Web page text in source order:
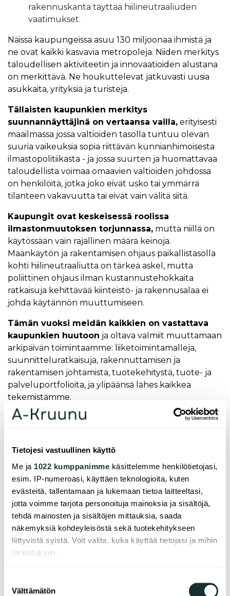
Tietojesi vastuullinen käyttö
Me ja 1022 kumppanimme käsittelemme henkilötietojasi,
esim. IP-numeroasi, käyttäen teknologioita, kuten
evästeitä, tallentamaan ja lukemaan tietoa laitteeltasi,
jotta voimme tarjota personoituja mainoksia ja sisältöjä,
tehdä mainosten ja sisältöjen mittauksia, saada
näkemyksiä kohdeyleisöstä sekä tuotekehitykseen
liittyvistä syistä. Voit valita, kuka käyttää tietojasi ja mihin
tarkoituksiin.
Kerätä tietoja maantieteellisestä sijainnistasi,
valinta
Välttämätön
rakennuskanta täyttää hiilineutraaliuden
vaatimukset.
Näissä kaupungeissa asuu 130 miljoonaa ihmistä ja
ne ovat kaikki kasvavia metropoleja. Niiden merkitys
taloudellisen aktiviteetin ja innovaatioiden alustana
on merkittävä. Ne houkuttelevat jatkuvasti uusia
asukkaita, yrityksiä ja turisteja.
Tällaisten kaupunkien merkitys
suunnannäyttäjinä on vertaansa vailla, erityisesti
maailmassa jossa valtioiden tasolla tuntuu olevan
suuria vaikeuksia sopia riittävän kunnianhimoisesta
ilmastopolitiikasta - ja jossa suurten ja huomattavaa
taloudellista voimaa omaavien valtioiden johdossa
on henkilöitä, jotka joko eivät usko tai ymmärrä
tilanteen vakavuutta tai eivät vain välitä siitä.
Kaupungit ovat keskeisessä roolissa
ilmastonmuutoksen torjunnassa, mutta niillä on
käytössään vain rajallinen määrä keinoja.
Maankäytön ja rakentamisen ohjaus paikallistasolla
kohti hiilineutraaliutta on tärkeä askel, mutta
poliittinen ohjaus ilman kustannustehokkaita
ratkaisuja kehittävää kiinteistö- ja rakennusalaa ei
johda käytännön muuttumiseen.
Tämän vuoksi meidän kaikkien on vastattava
kaupunkien huutoon ja oltava valmiit muuttamaan
arkipäivän toimintaamme: liiketoimintamalleja,
suunnitteluratkaisuja, rakennuttamisen ja
rakentamisen johtamista, tuotekehitystä, tuote- ja
palveluportfolioita, ja ylipäänsä lähes kaikkea
tekemistämme.
Näiden 19 kaupungin sitoumus oli varaslähtö World
julkaisi ohjelman virallisesti 13. syyskuuta Global
Climate Action Summit –tapahtumassa San
Fransiscossa.
Samalla pystyimme julkistamaan yksityisen sektorin
liittyneen jo mukaan kaupunkien rinnalle:
ohjelmalla on nyt 38 perustavaa allekirjoittajaa, yllä
mainitun 19 kaupungin lisäksi 12 globaalia kiinteistö-
ja rakennusalan yritystä ja muita toimijoita.
noin 23 miljardia dollaria, ja joukossa on yrityksiä